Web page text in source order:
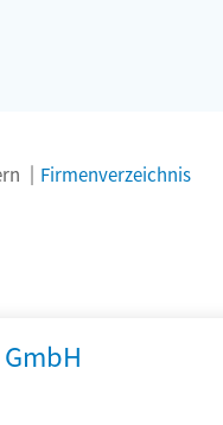
Firmenverzeichnis